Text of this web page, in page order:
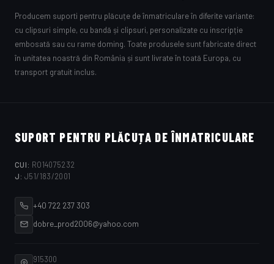
Producem suporti pentru plăcuțe de înmatriculare în diferite variante:
cu clipsuri simple, cu bandă și clipsuri, personalizate cu inscripție
embosată sau cu rame doming. Toate produsele sunt fabricate direct
în unitatea noastră din România și sunt livrate în toată Europa, cu
transport gratuit inclus.
SUPORT PENTRU PLĂCUȚA DE ÎNMATRICULARE
CUI: RO14075232
J: J51/183/2001
+40 722 237 303
dobre_prod2006@yahoo.com
915300